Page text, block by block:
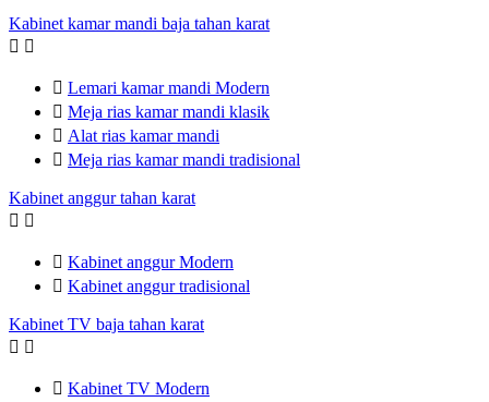
Kabinet kamar mandi baja tahan karat
 
 Lemari kamar mandi Modern
 Meja rias kamar mandi klasik
 Alat rias kamar mandi
 Meja rias kamar mandi tradisional
Kabinet anggur tahan karat
 
 Kabinet anggur Modern
 Kabinet anggur tradisional
Kabinet TV baja tahan karat
 
 Kabinet TV Modern